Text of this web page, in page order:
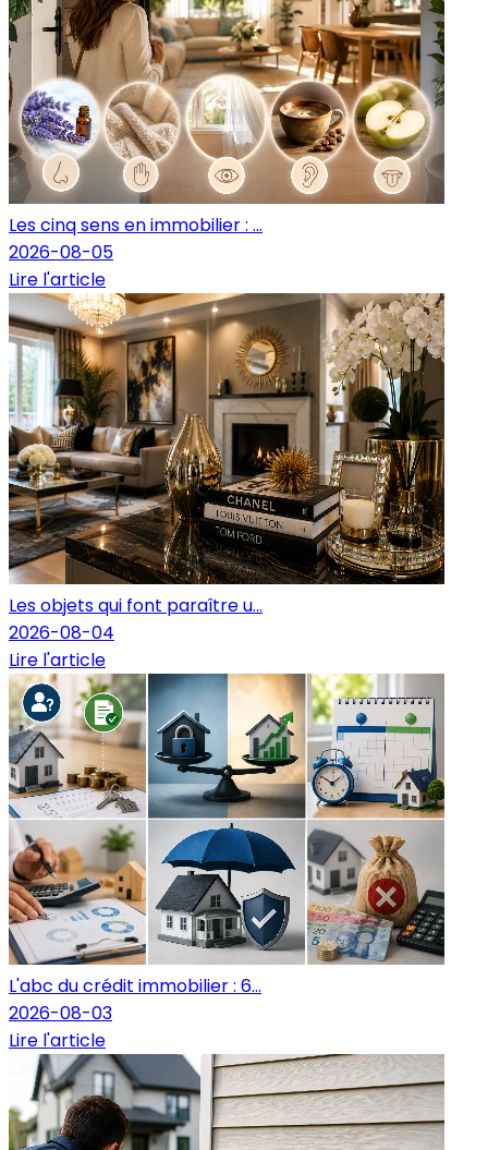
Les cinq sens en immobilier : ...
2026-08-05
Lire l'article
Les objets qui font paraître u...
2026-08-04
Lire l'article
L'abc du crédit immobilier : 6...
2026-08-03
Lire l'article